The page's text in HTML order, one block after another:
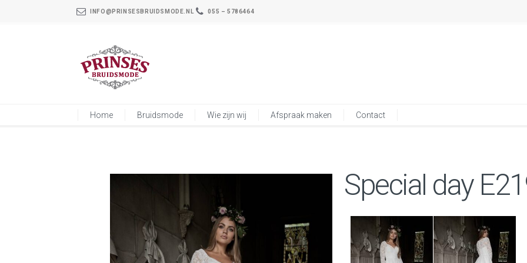
INFO@PRINSESBRUIDSMODE.NL 055 – 5786464
Home Bruidsmode Wie zijn wij Afspraak maken Contact
Special day